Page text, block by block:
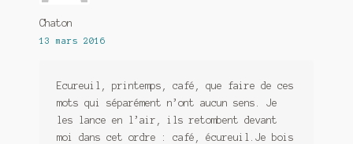
Chaton
13 mars 2016
Ecureuil, printemps, café, que faire de ces
mots qui séparément n’ont aucun sens. Je
les lance en l’air, ils retombent devant
moi dans cet ordre : café, écureuil.Je bois